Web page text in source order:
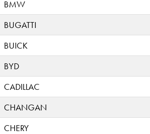
BMW
BUGATTI
BUICK
BYD
CADILLAC
CHANGAN
CHERY